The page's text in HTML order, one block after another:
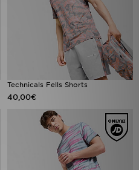
Technicals Fells Shorts
40,00€